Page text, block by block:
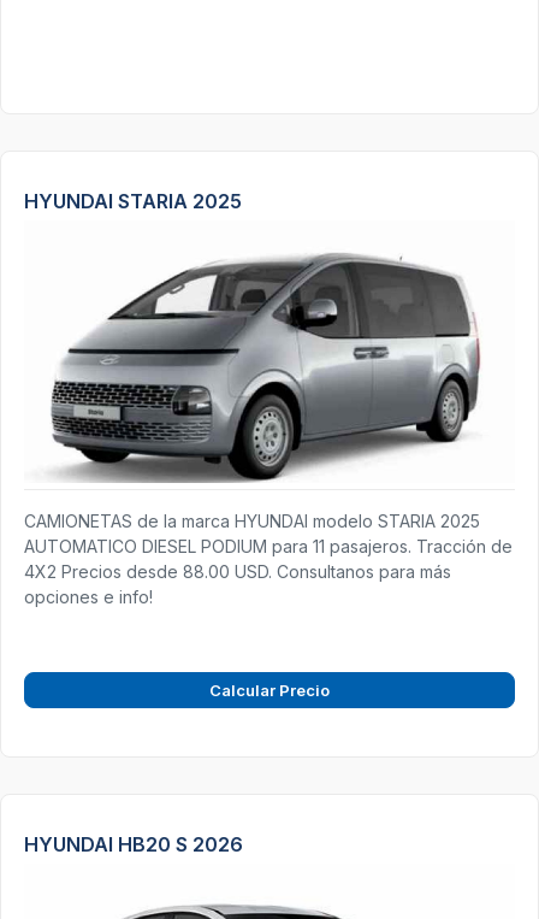
HYUNDAI STARIA 2025
CAMIONETAS de la marca HYUNDAI modelo STARIA 2025
AUTOMATICO DIESEL PODIUM para 11 pasajeros. Tracción de
4X2 Precios desde 88.00 USD. Consultanos para más
opciones e info!
Calcular Precio
HYUNDAI HB20 S 2026